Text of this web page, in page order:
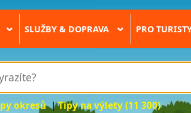
› SLUŽBY & DOPRAVA › PRO
okresů|Tipy na výlety (11 300)